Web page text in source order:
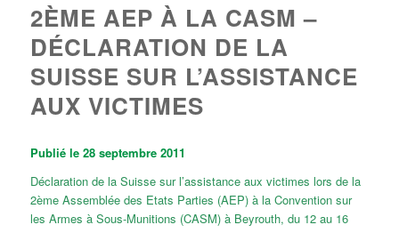
2ÈME AEP À LA CASM –
DÉCLARATION DE LA
SUISSE SUR L’ASSISTANCE
AUX VICTIMES
Publié le 28 septembre 2011
Déclaration de la Suisse sur l’assistance aux victimes lors de la
2ème Assemblée des Etats Parties (AEP) à la Convention sur
les Armes à Sous-Munitions (CASM) à Beyrouth, du 12 au 16